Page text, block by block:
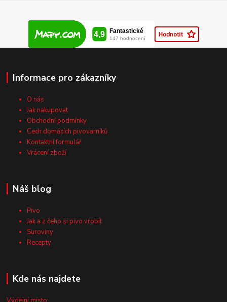
Informace pro zákazníky
O nás
Jak nakupovat
Obchodní podmínky
Cech domácích pivovarníků
Kontaktní formulář
Vrácení zboží
Náš blog
Pivo
Jak a z čeho si pivo vrobit
Suroviny
Recepty
Kde nás najdete